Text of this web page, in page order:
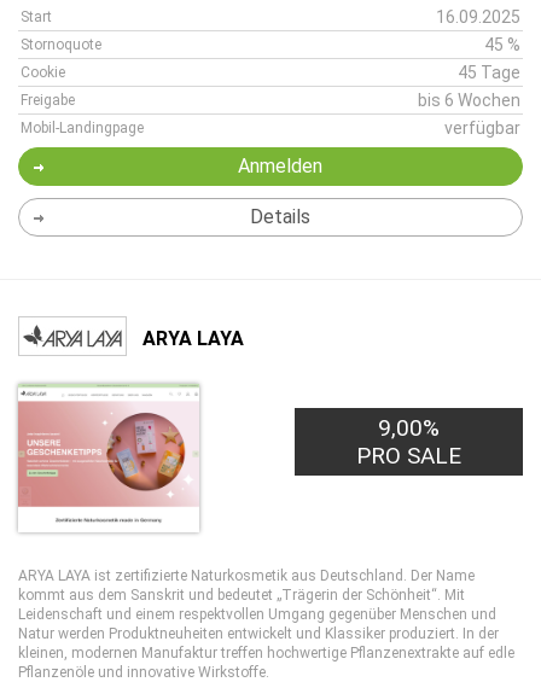
Start 16.09.2025
Stornoquote 45 %
Cookie 45 Tage
Freigabe bis 6 Wochen
Mobil-Landingpage verfügbar
Anmelden
Details
ARYA LAYA
9,00%
PRO SALE
ARYA LAYA ist zertifizierte Naturkosmetik aus Deutschland. Der Name
kommt aus dem Sanskrit und bedeutet „Trägerin der Schönheit“. Mit
Leidenschaft und einem respektvollen Umgang gegenüber Menschen und
Natur werden Produktneuheiten entwickelt und Klassiker produziert. In der
kleinen, modernen Manufaktur treffen hochwertige Pflanzenextrakte auf edle
Pflanzenöle und innovative Wirkstoffe.